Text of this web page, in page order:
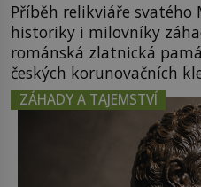
Příběh relikviáře svatého
historiky i milovníky
románská zlatnická
českých korunovačních
nejcennějším movitým
republice. Přestože byl
dramatickém pátrání
nalezen, jeho minulost
Otázky, jak přesně se
ZÁHADY A TAJEMSTVÍ